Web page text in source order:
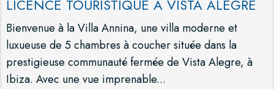
LICENCE TOURISTIQUE À VISTA ALEGRE
Bienvenue à la Villa Annina, une villa moderne et
luxueuse de 5 chambres à coucher située dans la
prestigieuse communauté fermée de Vista Alegre, à
Ibiza. Avec une vue imprenable...